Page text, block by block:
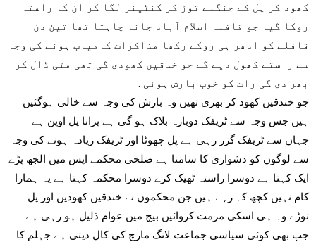
کھود کر پل کے جنگلے توڑ کر کنٹینر لگا کر ان کا راستہ
روکا گیا جو قافلہ اسلام آباد جانا چاہتا تھا تین دن
قافلے کو ادھر ہی روکے رکھا مذاکرات کامیاب ہونے کی وجہ
سے راستے کھول دیے گے جو خدقیں کھودی گی تھی مٹی ڈال کر
بھر دی گی رات کو خوب بارش ہوئی .
جو خندقیں کھود کر بھری تھیں وہ بارش کی وجہ سے خالی ہوگئیں
ہیں جس وجہ سے ٹریفک دوبارہ بلاک ہو گی ہے پرانا پل اوپن ہے
جہاں سے ٹریفک گزر رہی ہے پل چھوٹا اور ٹریفک زیادہ ہونے کی وجہ
سے لوگوں کو دشواری کا سامنا ہے ضلحی محکمے اپس میں الجھ پڑے
ایک کہتا ہے دوسرا راستہ ٹھیک کرے دوسرا محکمہ کہتا ہے یہ ہمارا
کام نہیں کچھ کہ رہے ہیں جن محکموں نے خندقیں کھودیں اور پل
توڑے وہ ہی اسکی مرمت کروائیں بیچ میں عوام ذلیل ہو رہی ہے
جب بھی کوئی سیاسی جماعت لانگ مارچ کی کال دیتی ہے جہلم کا